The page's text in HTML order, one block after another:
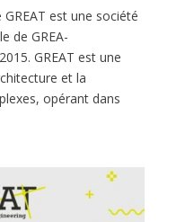
est une société
de GREA-
GREAT est une
et la
opérant dans